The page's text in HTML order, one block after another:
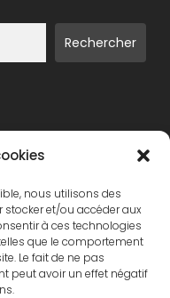
nous utilisons des
et/ou accéder aux
à ces technologies
que le comportement
Le fait de ne pas
peut avoir un effet négatif
Rechercher